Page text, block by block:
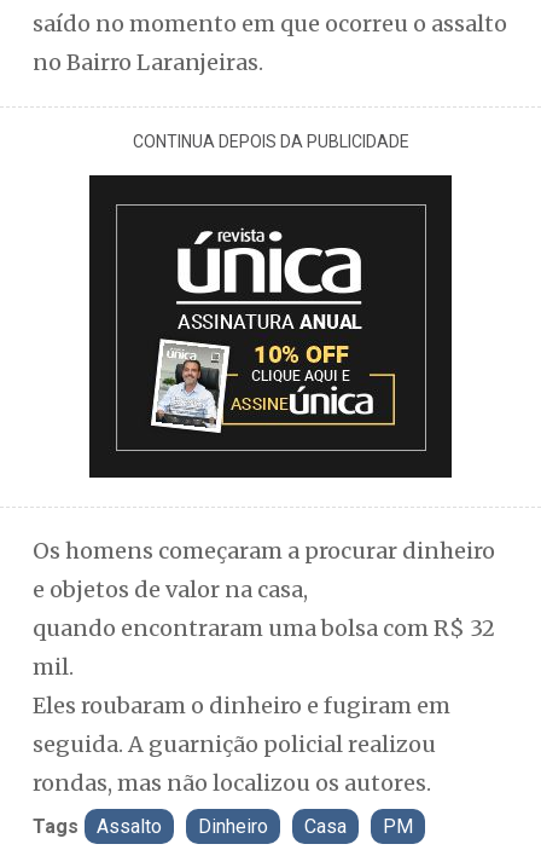
saído no momento em que ocorreu o assalto
no Bairro Laranjeiras.
CONTINUA DEPOIS DA PUBLICIDADE
Os homens começaram a procurar dinheiro
e objetos de valor na casa,
quando encontraram uma bolsa com R$ 32
mil.
Eles roubaram o dinheiro e fugiram em
seguida. A guarnição policial realizou
rondas, mas não localizou os autores.
Tags Assalto Dinheiro Casa PM